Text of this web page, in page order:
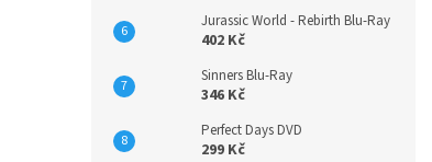
Jurassic World - Rebirth Blu-Ray
402 Kč
Sinners Blu-Ray
346 Kč
Perfect Days DVD
299 Kč